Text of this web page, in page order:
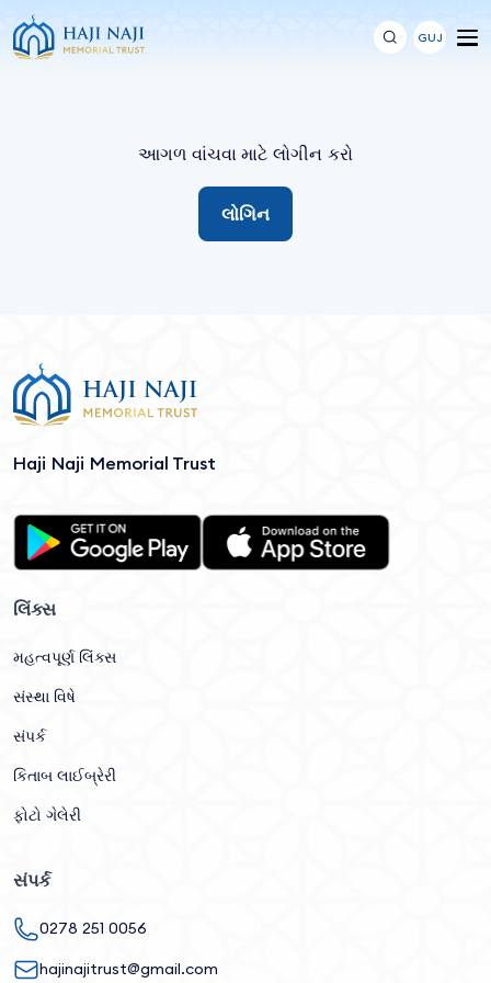
GUJ
આગળ વાંચવા માટે લોગીન કરો
લોગિન
Haji Naji Memorial Trust
લિંક્સ
મહત્વપૂર્ણ લિંક્સ
સંસ્થા વિષે
સંપર્ક
કિતાબ લાઈબ્રેરી
ફોટો ગેલેરી
સંપર્ક
0278 251 0056
hajinajitrust@gmail.com